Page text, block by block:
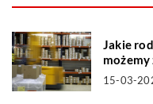
Jakie
możemy
15-03-